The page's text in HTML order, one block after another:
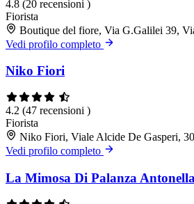
4.8 (20 recensioni )
Fiorista
Boutique del fiore, Via G.Galilei 39,
Vedi profilo completo
Niko Fiori
4.2 (47 recensioni )
Fiorista
Niko Fiori, Viale Alcide De Gasperi,
Vedi profilo completo
La Mimosa Di Palanza Antonella